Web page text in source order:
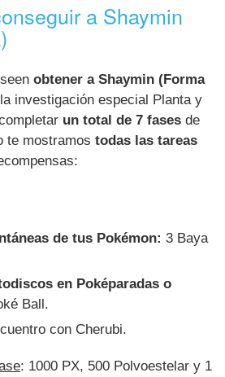
a Shaymin
obtener a Shaymin (Forma
investigación especial Planta y
un total de 7 fases de
te mostramostodas las tareas
de tus Pokémon: 3 Baya
en Poképaradas o
Ball.
con Cherubi.
: 1000 PX, 500 Polvoestelar y 1